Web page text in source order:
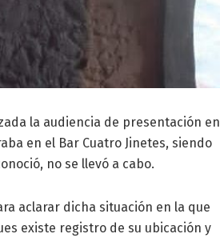
la audiencia de presentación en
en el Bar Cuatro Jinetes, siendo
no se llevó a cabo.
aclarar dicha situación en la que
existe registro de su ubicación y